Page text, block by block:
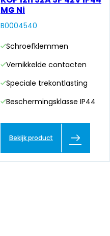
MG Ni
B0004540
Schroefklemmen
Vernikkelde contacten
Speciale trekontlasting
Beschermingsklasse IP44
Bekijk product